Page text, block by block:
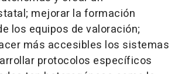
mejorar la formación
los equipos de valoración;
más accesibles los sistemas
protocolos específicos